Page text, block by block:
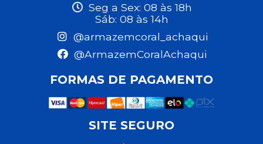
Seg a Sex: 08 às 18h
Sáb: 08 às 14h
@armazemcoral_achaqui
@ArmazemCoralAchaqui
FORMAS DE PAGAMENTO
SITE SEGURO